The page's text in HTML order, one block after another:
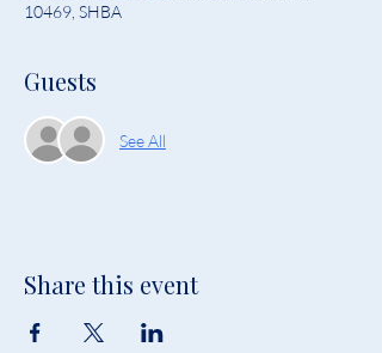
10469, SHBA
Guests
See All
Share this event